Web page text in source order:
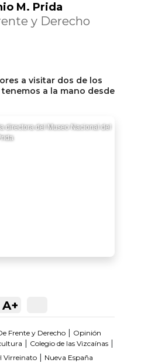
M. Prida
y Derecho
a visitar dos de los
a la mano desde
directora del Museo Nacional del
A+
Frente y Derecho | Opinión
| Colegio de las Vizcaínas |
Virreinato | Nueva España